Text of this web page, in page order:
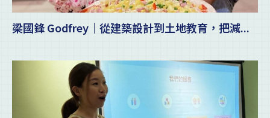
梁國鋒 Godfrey｜從建築設計到土地教育，把減...